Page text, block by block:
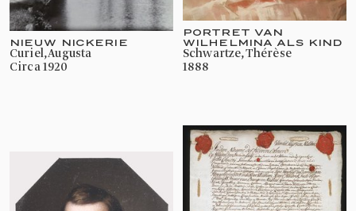
NIEUW NICKERIE
Curiel, Augusta
circa 1920
PORTRET VAN
WILHELMINA ALS KIND
Schwartze, Thérèse
1888